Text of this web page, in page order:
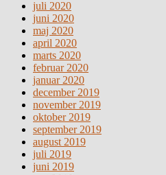
juli 2020
juni 2020
maj 2020
april 2020
marts 2020
februar 2020
januar 2020
december 2019
november 2019
oktober 2019
september 2019
august 2019
juli 2019
juni 2019